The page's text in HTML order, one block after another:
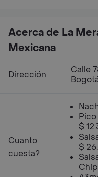
Acerca de La
Mexicana
Dirección
Calle
Cuanto
cuesta?
$
$